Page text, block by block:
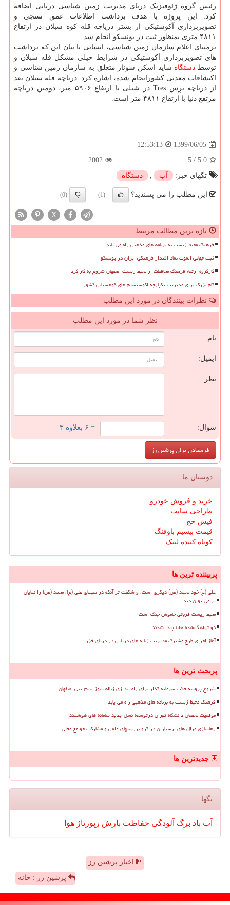
رئیس گروه ژئوفیزیک دریای مدیریت زمین شناسی دریایی اضافه
کرد: این پروژه با هدف برداشت اطلاعات عمق سنجی و
تصویربرداری آکوستیکی از بستر دریاچه قله کوه سبلان در ارتفاع
۴۸۱۱ متری بمنظور ثبت در یونسکو انجام شد.
برمبنای اعلام سازمان زمین شناسی، انسانی با بیان این که برداشت
های تصویربرداری آکوستیکی در شرایط خیلی مشکل قله سبلان و
توسط دستگاه ساید اسکن سونار متعلق به سازمان زمین شناسی و
اکتشافات معدنی کشورانجام شده، اشاره کرد: دریاچه قله سبلان بعد
از دریاچه ترِس Tres در شیلی با ارتفاع ۵۹۰۶ متر، دومین دریاچه
مرتفع دنیا با ارتفاع ۴۸۱۱ متر است.
1399/06/05
12:53:13
5.0
/
5
2002
تگهای خبر:
آب , دستگاه
این مطلب را می پسندید؟ (1)
(0)
X
تازه ترین مطالب مرتبط
فرهنگ محیط زیست به برنامه های مذهبی راه می یابد
ثبت جهانی الموت نماد اقتدار فرهنگی ایران در یونسکو
کارگروه ارتقاء فرهنگ محافظت از محیط زیست اصفهان شروع به کار کرد
گام بزرگ برای مدیریت یکپارچه اکوسیستم های کوهستانی کشور
نظرات بینندگان در مورد این مطلب
نظر شما در مورد این مطلب
نام:
ایمیل:
نظر:
سوال: = ۶ بعلاوه ۳
دوستان ما
خرید و فروش خودرو
طراحی سایت
فیش حج
قیمت بیسیم باوفنگ
کوتاه کننده لینک
پربیننده ترین ها
علی (ع) خود محمد (ص) دیگری است، و شگفت تر آنکه در سیمای علی (ع)، محمد (ص) را نمایان
تر می توان دید
محیط زیست قربانی خاموش جنگ است
دو توله گمشده هلیا پیدا شدند
آغاز اجرای طرح مشترک مدیریت زباله های دریایی در دریای خزر
پربحث ترین ها
شروع پروسه جذب سرمایه گذار برای راه اندازی زباله سوز ۳۰۰ تنی اصفهان
فرهنگ محیط زیست به برنامه های مذهبی راه می یابد
موفقیت محققان دانشگاه تهران درتوسعه نسل جدید سامانه های هوشمند
رهاسازی مرال های ارسباران در گرو بررسیهای علمی و مشارکت جوامع محلی
جدیدترین ها
تگها
آب باد برگ آلودگی حفاظت بارش رپورتاژ هوا
اخبار پرشین رز
پرشین رز : خانه